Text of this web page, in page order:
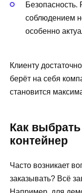
соблюдением
особенно
Клиенту
берёт на себя
становится
Как
контейнер
Часто возникает
заказывать? Всё